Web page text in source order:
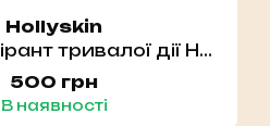
Hollyskin
Антиперспірант тривалої дії HOLLYSKIN Axilldry 50 мл
500 грн
В наявності